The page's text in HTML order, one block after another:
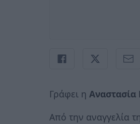
Γράφει η Αναστασία
Από την αναγγελία